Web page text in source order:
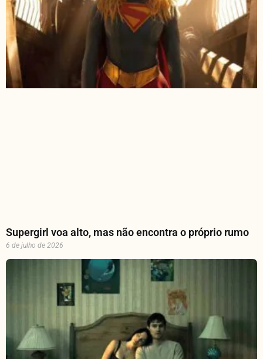
Supergirl voa alto, mas não encontra o próprio rumo
6 de julho de 2026